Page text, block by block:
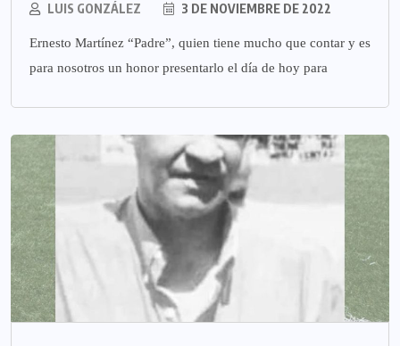
LUIS GONZÁLEZ 3 DE NOVIEMBRE DE 2022
Ernesto Martínez “Padre”, quien tiene mucho que contar y es
para nosotros un honor presentarlo el día de hoy para